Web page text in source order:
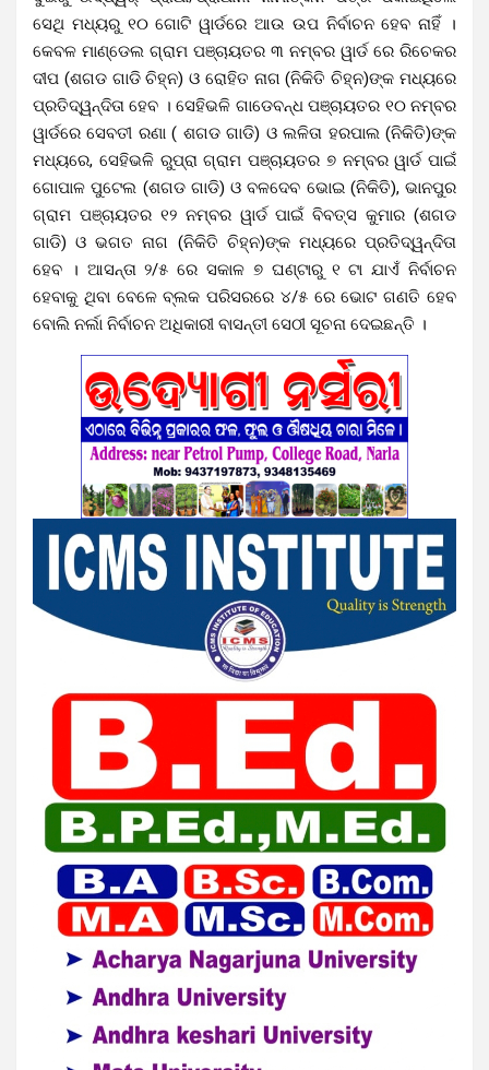
ସେଥି ମଧ୍ୟରୁ ୧୦ ଗୋଟି ୱାର୍ଡରେ ଆଉ ଉପ ନିର୍ବାଚନ ହେବ ନାହିଁ ।
କେବଳ ମାଣ୍ଡେଲ ଗ୍ରାମ ପଞ୍ଚାୟତର ୩ ନମ୍ବର ୱାର୍ଡ ରେ ରିଚେକର
ଦୀପ (ଶଗଡ ଗାଡି ଚିହ୍ନ) ଓ ରୋହିତ ନାଗ (ନିକିତି ଚିହ୍ନ)ଙ୍କ ମଧ୍ୟରେ
ପ୍ରତିଦ୍ୱନ୍ଦିତା ହେବ । ସେହିଭଳି ଗାଡେବନ୍ଧ ପଞ୍ଚାୟତର ୧୦ ନମ୍ବର
ୱାର୍ଡରେ ସେବତୀ ରଣା ( ଶଗଡ ଗାଡି) ଓ ଲଳିତା ହରପାଲ (ନିକିତି)ଙ୍କ
ମଧ୍ୟରେ, ସେହିଭଳି ରୁପ୍ରା ଗ୍ରାମ ପଞ୍ଚାୟତର ୭ ନମ୍ବର ୱାର୍ଡ ପାଇଁ
ଗୋପାଳ ପୁଟେଲ (ଶଗଡ ଗାଡି) ଓ ବଳଦେବ ଭୋଇ (ନିକିତି), ଭାନପୁର
ଗ୍ରାମ ପଞ୍ଚାୟତର ୧୨ ନମ୍ବର ୱାର୍ଡ ପାଇଁ ବିବତ୍ସ କୁମାର (ଶଗଡ
ଗାଡି) ଓ ଭଗତ ନାଗ (ନିକିତି ଚିହ୍ନ)ଙ୍କ ମଧ୍ୟରେ ପ୍ରତିଦ୍ୱନ୍ଦିତା
ହେବ । ଆସନ୍ତା ୨/୫ ରେ ସକାଳ ୭ ଘଣ୍ଟାରୁ ୧ ଟା ଯାଏଁ ନିର୍ବାଚନ
ହେବାକୁ ଥିବା ବେଳେ ବ୍ଲକ ପରିସରରେ ୪/୫ ରେ ଭୋଟ ଗଣତି ହେବ
ବୋଲି ନର୍ଲା ନିର୍ବାଚନ ଅଧିକାରୀ ବାସନ୍ତୀ ସେଠୀ ସୂଚନା ଦେଇଛନ୍ତି ।